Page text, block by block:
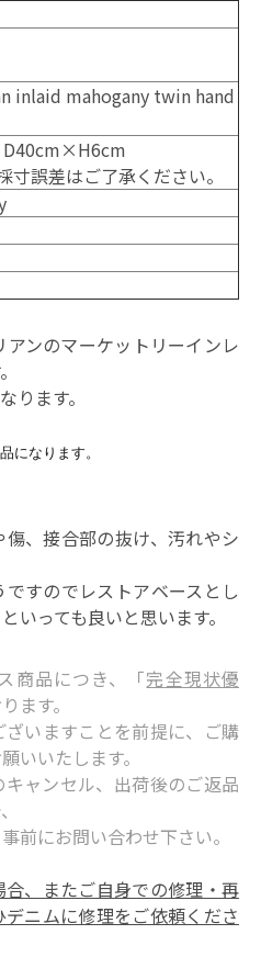
inlaid mahogany twin hand
誤差はご了承ください。
ンのマーケットリーインレ
ります。
になります。
、接合部の抜け、汚れやシ
すのでレストアベースとし
いっても良いと思います。
商品につき、「完全現状優
ます。
いますことを前提に、ご購
いいたします。
ャンセル、出荷後のご返品
前にお問い合わせ下さい。
、またご自身での修理・再
ニムに修理をご依頼くださ